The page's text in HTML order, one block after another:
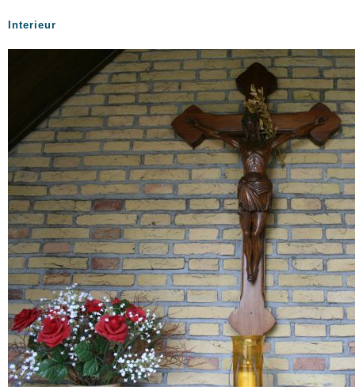
Interieur